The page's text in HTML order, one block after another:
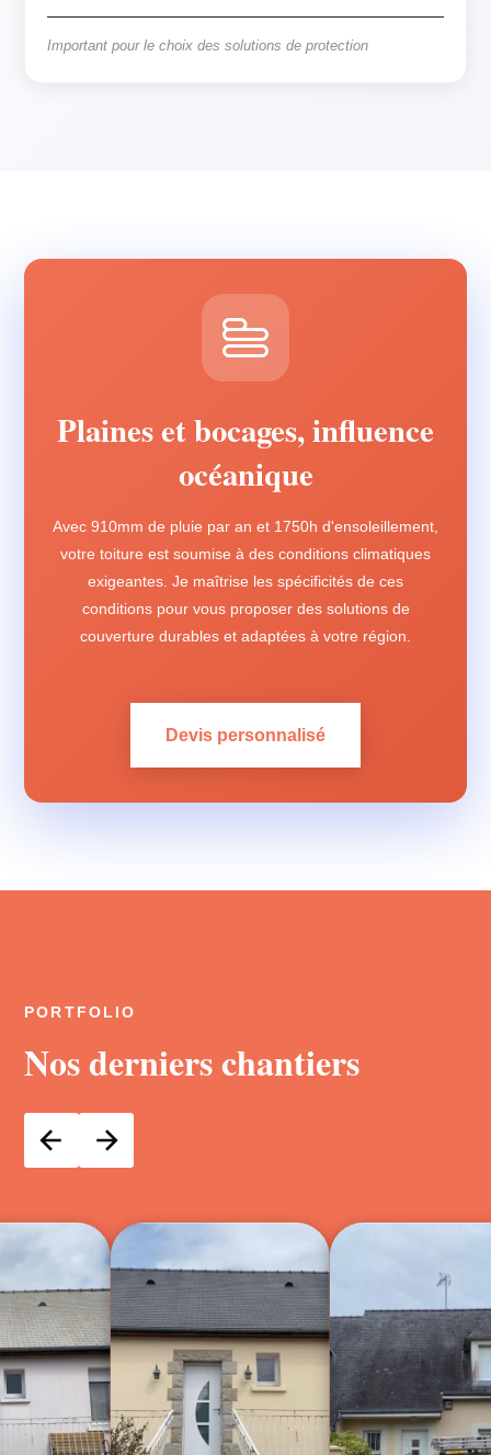
Important pour le choix des solutions de protection
Plaines et bocages, influence
océanique
Avec 910mm de pluie par an et 1750h d'ensoleillement,
votre toiture est soumise à des conditions climatiques
exigeantes. Je maîtrise les spécificités de ces
conditions pour vous proposer des solutions de
couverture durables et adaptées à votre région.
Devis personnalisé
PORTFOLIO
Nos derniers chantiers